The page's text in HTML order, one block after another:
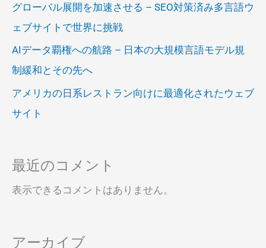
グローバル展開を加速させる – SEO対策済み多言語ウ
ェブサイトで世界に挑戦
AIデータ覇権への航路 – 日本の大規模言語モデル規
制緩和とその先へ
アメリカの日系レストラン向けに最適化されたウェブ
サイト
最近のコメント
表示できるコメントはありません。
アーカイブ